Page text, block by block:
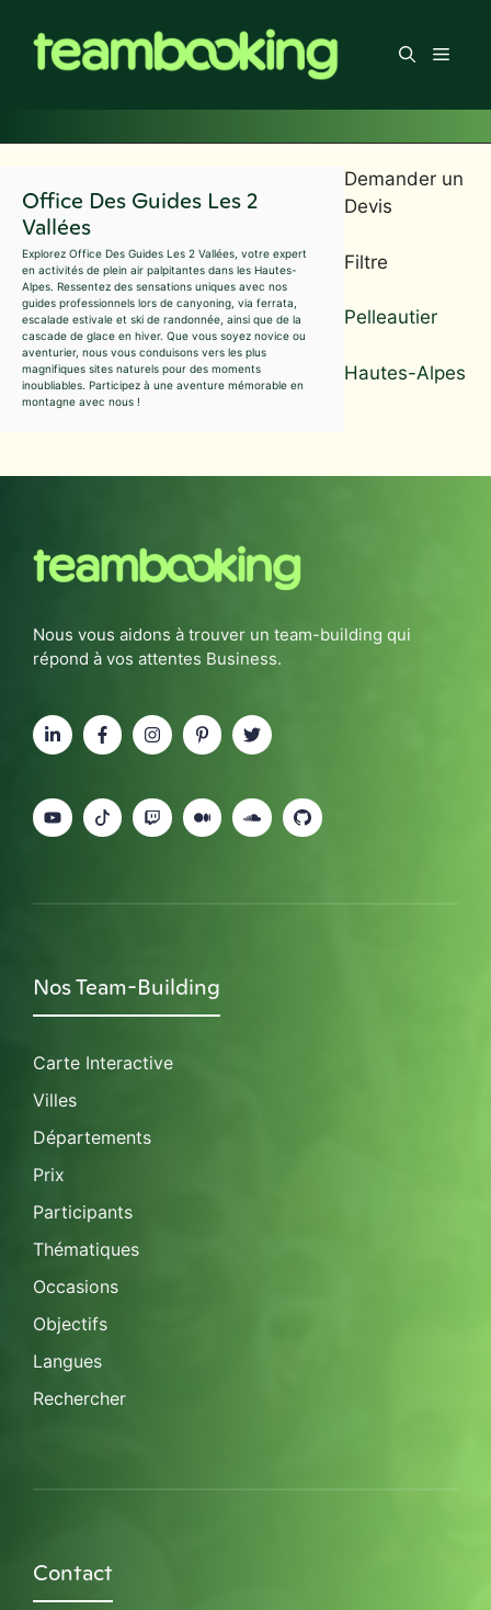
contenu
Menu
Office Des Guides Les 2
Vallées
Explorez Office Des Guides Les 2 Vallées, votre expert
en activités de plein air palpitantes dans les Hautes-
Alpes. Ressentez des sensations uniques avec nos
guides professionnels lors de canyoning, via ferrata,
escalade estivale et ski de randonnée, ainsi que de la
cascade de glace en hiver. Que vous soyez novice ou
aventurier, nous vous conduisons vers les plus
magnifiques sites naturels pour des moments
inoubliables. Participez à une aventure mémorable en
montagne avec nous !
Demander un
Devis
Filtre
Pelleautier
Hautes-Alpes
Nous vous aidons à trouver un team-building qui
répond à vos attentes Business.
Nos Team-Building
Carte Interactive
Villes
Départements
Prix
Participants
Thématiques
Occasions
Objectifs
Langues
Rechercher
Contact